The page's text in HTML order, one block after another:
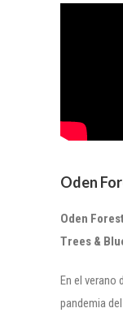
Oden
Oden
Trees &
En el verano
pandemia